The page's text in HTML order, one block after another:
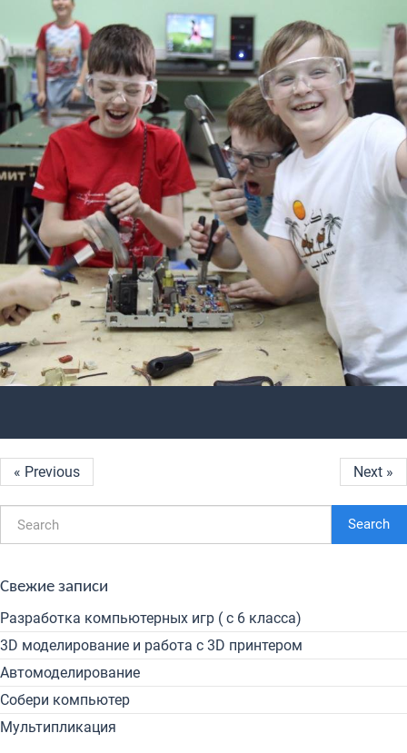
« Previous Next »
Search
Свежие записи
Разработка компьютерных игр ( с 6 класса)
3D моделирование и работа с 3D принтером
Автомоделирование
Собери компьютер
Мультипликация